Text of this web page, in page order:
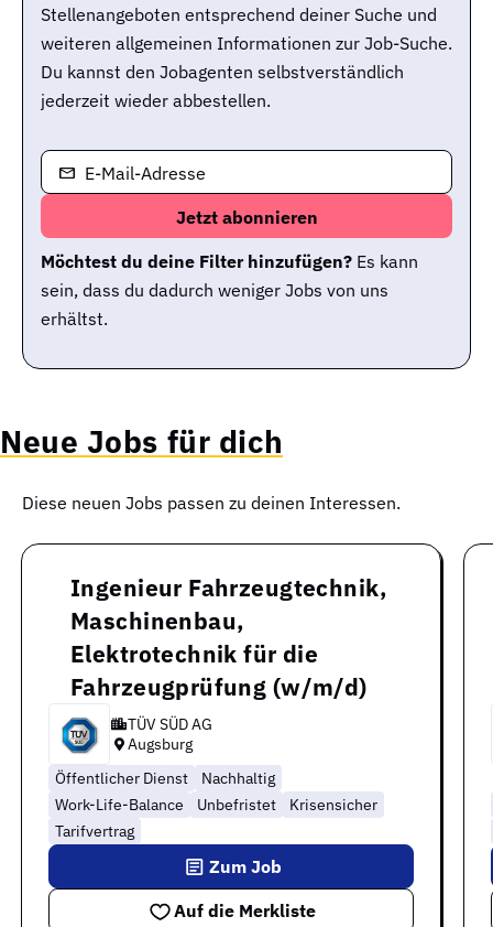
Stellenangeboten entsprechend deiner Suche und
weiteren allgemeinen Informationen zur Job-Suche.
Du kannst den Jobagenten selbstverständlich
jederzeit wieder abbestellen.
E-Mail-Adresse
Möchtest du deine Filter hinzufügen? Es kann
sein, dass du dadurch weniger Jobs von uns
erhältst.
Neue Jobs für dich
Diese neuen Jobs passen zu deinen Interessen.
Ingenieur Fahrzeugtechnik,
Maschinenbau,
Elektrotechnik für die
Fahrzeugprüfung (w/m/d)
TÜV SÜD AG
Augsburg
Öffentlicher Dienst
Nachhaltig
Work-Life-Balance
Unbefristet
Krisensicher
Tarifvertrag
Auf die Merkliste
Zum Job